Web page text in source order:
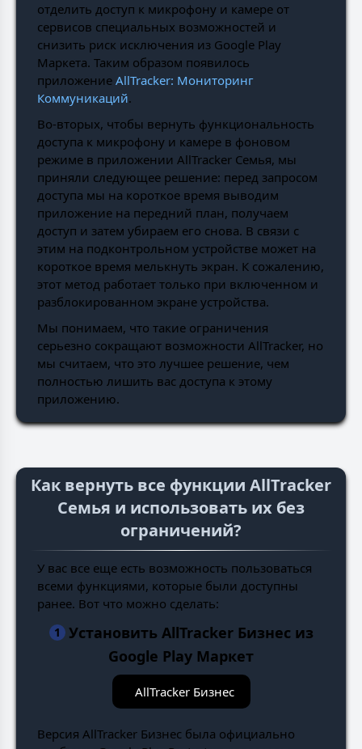
отделить доступ к микрофону и камере от
сервисов специальных возможностей и
снизить риск исключения из Google Play
Маркета. Таким образом появилось
приложение AllTracker: Мониторинг
Коммуникаций.
Во-вторых, чтобы вернуть функциональность
доступа к микрофону и камере в фоновом
режиме в приложении AllTracker Семья, мы
приняли следующее решение: перед запросом
доступа мы на короткое время выводим
приложение на передний план, получаем
доступ и затем убираем его снова. В связи с
этим на подконтрольном устройстве может на
короткое время мелькнуть экран. К сожалению,
этот метод работает только при включенном и
разблокированном экране устройства.
Мы понимаем, что такие ограничения
серьезно сокращают возможности AllTracker, но
мы считаем, что это лучшее решение, чем
полностью лишить вас доступа к этому
приложению.
Как вернуть все функции AllTracker
Семья и использовать их без
ограничений?
У вас все еще есть возможность пользоваться
всеми функциями, которые были доступны
ранее. Вот что можно сделать:
1
Установить AllTracker Бизнес из
Google Play Маркет
AllTracker Бизнес
Версия AllTracker Бизнес была официально